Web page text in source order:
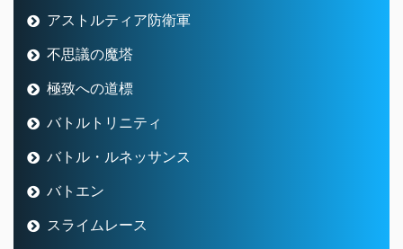
アストルティア防衛軍
不思議の魔塔
極致への道標
バトルトリニティ
バトル・ルネッサンス
バトエン
スライムレース